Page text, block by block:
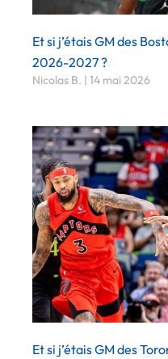
Et si j’étais GM des
2026-2027 ?
Nicolas B. 14 mai 2026
Et si j’étais GM des